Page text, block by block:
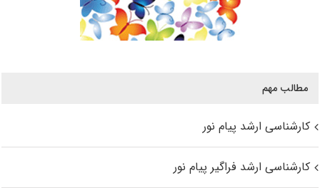
مطالب مهم
کارشناسی ارشد پیام نور
کارشناسی ارشد فراگیر پیام نور